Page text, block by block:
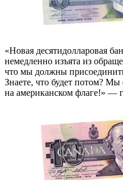
«Новая десятидолларовая
немедленно изъята из
что мы должны
Знаете, что будет потом? Мы
на американском флаге!» —